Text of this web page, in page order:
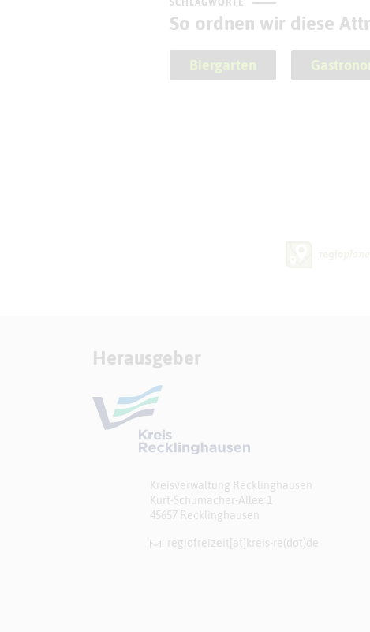
SCHLAGWORTE
So ordnen wir diese
Biergarten
Herausgeber
Kreisverwaltung Recklinghausen
Kurt-Schumacher-Allee 1
45657 Recklinghausen
regiofreizeit[at]​kreis-re(dot)de